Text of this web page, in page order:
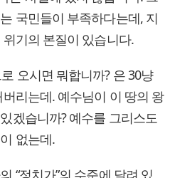
국민들이 부족하다는데, 지
기의 본질이 있습니다.
오시면 뭐합니까? 은 30냥
리는데. 예수님이 이 땅의 왕
겠습니까? 예수를 그리스도
없는데.
“정치가”의 수준에 달려 있